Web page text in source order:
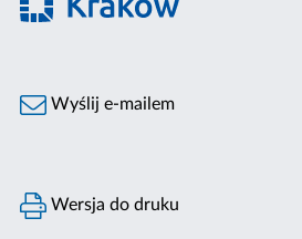
Wyślij e-mailem
Wersja do druku